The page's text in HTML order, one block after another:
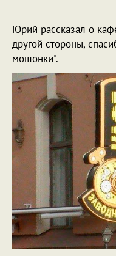
Юрий рассказал о
другой стороны,
мошонки".